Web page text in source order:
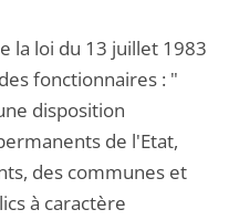
la loi du 13 juillet 1983
fonctionnaires : "
disposition
de l'Etat,
des communes et
à caractère